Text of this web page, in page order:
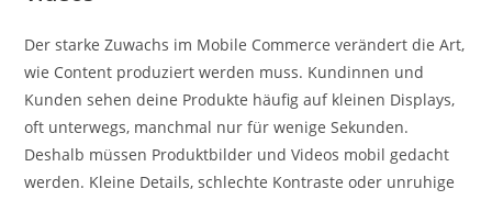
Der starke Zuwachs im Mobile Commerce verändert die Art,
wie Content produziert werden muss. Kundinnen und
Kunden sehen deine Produkte häufig auf kleinen Displays,
oft unterwegs, manchmal nur für wenige Sekunden.
Deshalb müssen Produktbilder und Videos mobil gedacht
werden. Kleine Details, schlechte Kontraste oder unruhige